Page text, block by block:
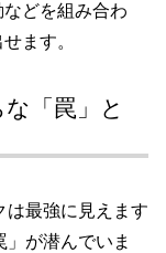
どを組み合わ
ます。
「罠」と
は最強に見えます
が潜んでいま